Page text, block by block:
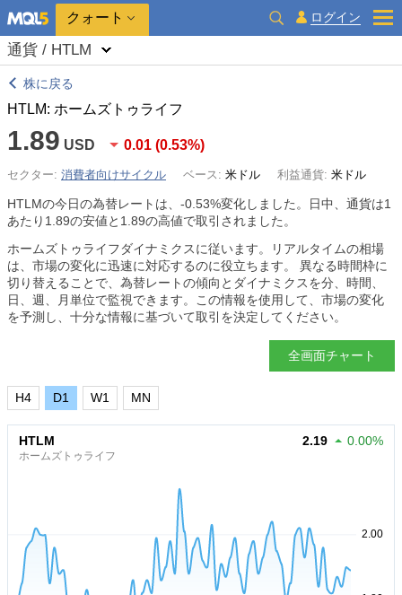
クォート ログイン
通貨 / HTLM
株に戻る
HTLM: ホームズトゥライフ
1.89 USD 0.01 (0.53%)
セクター: 消費者向けサイクル ベース: 米ドル 利益通貨: 米ドル
HTLMの今日の為替レートは、 -0.53%変化しました。日中、通貨は1
あたり1.89の安値と1.89の高値で取引されました。
ホームズトゥライフダイナミクスに従います。リアルタイムの相場
は、市場の変化に迅速に対応するのに役立ちます。 異なる時間枠に
切り替えることで、為替レートの傾向とダイナミクスを分、時間、
日、週、月単位で監視できます。この情報を使用して、市場の変化
を予測し、十分な情報に基づいて取引を決定してください。
全画面チャート
H4 D1 W1 MN
HTLM
ホームズトゥライフ
2.19 0.00%